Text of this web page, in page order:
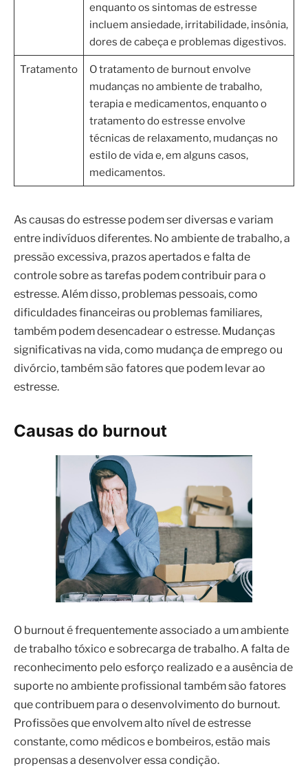
enquanto os sintomas de estresse
incluem ansiedade, irritabilidade, insônia,
dores de cabeça e problemas digestivos.
Tratamento
O tratamento de burnout envolve
mudanças no ambiente de trabalho,
terapia e medicamentos, enquanto o
tratamento do estresse envolve
técnicas de relaxamento, mudanças no
estilo de vida e, em alguns casos,
medicamentos.
As causas do estresse podem ser diversas e variam
entre indivíduos diferentes. No ambiente de trabalho, a
pressão excessiva, prazos apertados e falta de
controle sobre as tarefas podem contribuir para o
estresse. Além disso, problemas pessoais, como
dificuldades financeiras ou problemas familiares,
também podem desencadear o estresse. Mudanças
significativas na vida, como mudança de emprego ou
divórcio, também são fatores que podem levar ao
estresse.
Causas do burnout
O burnout é frequentemente associado a um ambiente
de trabalho tóxico e sobrecarga de trabalho. A falta de
reconhecimento pelo esforço realizado e a ausência de
suporte no ambiente profissional também são fatores
que contribuem para o desenvolvimento do burnout.
Profissões que envolvem alto nível de estresse
constante, como médicos e bombeiros, estão mais
propensas a desenvolver essa condição.